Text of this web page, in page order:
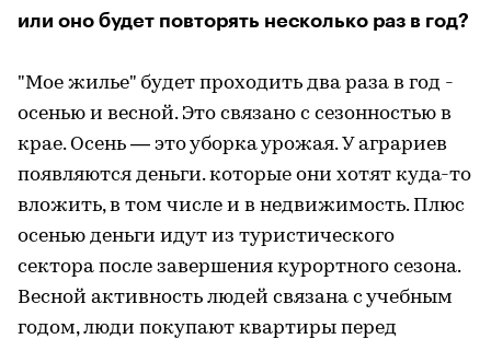
или оно будет повторять несколько раз в год?
"Мое жилье" будет проходить два раза в год -
осенью и весной. Это связано с сезонностью в
крае. Осень — это уборка урожая. У аграриев
появляются деньги. которые они хотят куда-то
вложить, в том числе и в недвижимость. Плюс
осенью деньги идут из туристического
сектора после завершения курортного сезона.
Весной активность людей связана с учебным
годом, люди покупают квартиры перед